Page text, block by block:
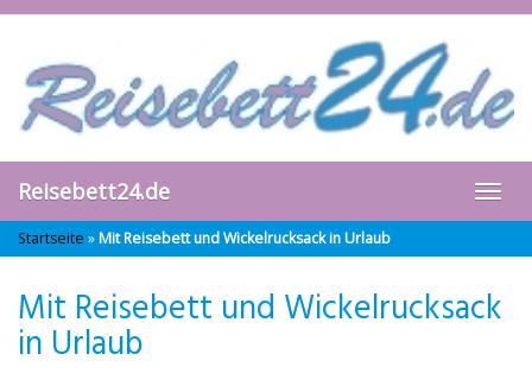
Skip
content
Reisebett24.de
Startseite »Mit Reisebett und Wickelrucksack in Urlaub
Mit Reisebett und Wickelrucksack
in Urlaub